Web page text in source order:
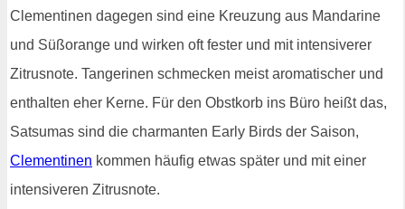
Clementinen dagegen sind eine Kreuzung aus Mandarine
und Süßorange und wirken oft fester und mit intensiverer
Zitrusnote. Tangerinen schmecken meist aromatischer und
enthalten eher Kerne. Für den Obstkorb ins Büro heißt das,
Satsumas sind die charmanten Early Birds der Saison,
Clementinen kommen häufig etwas später und mit einer
intensiveren Zitrusnote.